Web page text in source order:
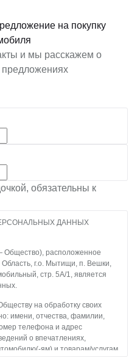
на покупку
и мы расскажем о
обязательны к
ДАННЫХ
расположенное
Область, г.о. Мытищи, п. Вешки,
стр. 5А/1, является
на обработку своих
имени, отчества, фамилии,
телефона и адрес
о впечатлениях,
ям) и товарам/услугам,